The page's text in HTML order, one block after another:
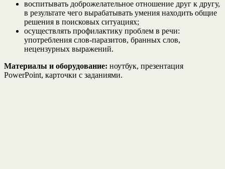
воспитывать доброжелательное отношение друг к другу,
в результате чего вырабатывать умения находить общие
решения в поисковых ситуациях;
осуществлять профилактику проблем в речи:
употребления слов-паразитов, бранных слов,
нецензурных выражений.
Материалы и оборудование: ноутбук, презентация
PowerPoint, карточки с заданиями.